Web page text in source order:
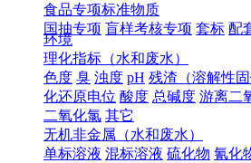
食品专项标准物质
国抽专项 盲样考核专项 套标 配
环境
理化指标（水和废水）
色度 臭 浊度 pH 残渣（溶解性固
化还原电位 酸度 总碱度 游离二
二氧化氯 其它
无机非金属（水和废水）
单标溶液 混标溶液 硫化物 氰化